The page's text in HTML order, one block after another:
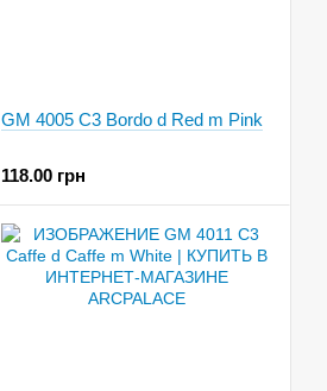
GM 4005 C3 Bordo d Red m Pink
118.00 грн